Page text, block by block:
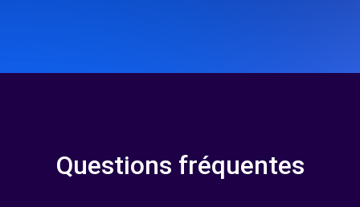
Questions fréquentes